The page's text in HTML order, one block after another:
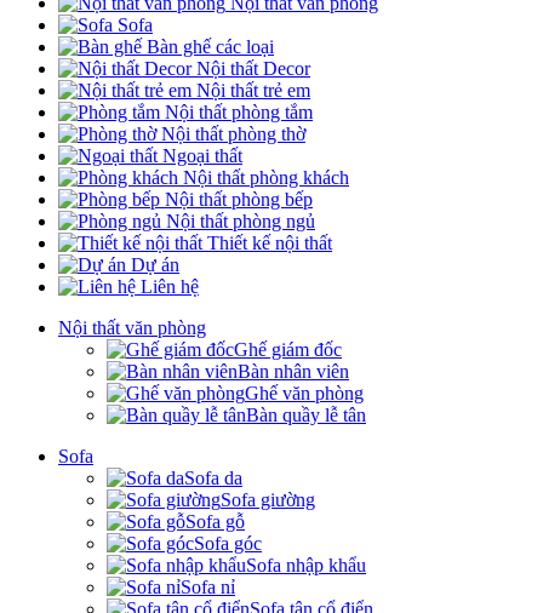
Sofa
Bàn ghế các loại
Nội thất Decor
Nội thất trẻ em
Nội thất phòng tắm
Nội thất phòng thờ
Ngoại thất
Nội thất phòng khách
Nội thất phòng bếp
Nội thất phòng ngủ
Thiết kế nội thất
Dự án
Liên hệ
Nội thất văn phòng
Ghế giám đốc
Bàn nhân viên
Ghế văn phòng
Bàn quầy lễ tân
Sofa
Sofa da
Sofa giường
Sofa gỗ
Sofa góc
Sofa nhập khẩu
Sofa nỉ